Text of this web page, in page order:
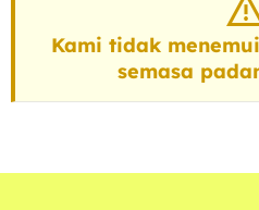
Kami tidak
semasa